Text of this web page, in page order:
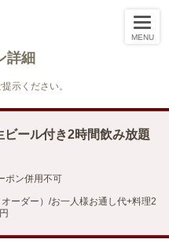
MENU
詳細
示ください。
ビール付き2時間飲み放題
ポン併用不可
ーダー）/お一人様お通し代+料理2